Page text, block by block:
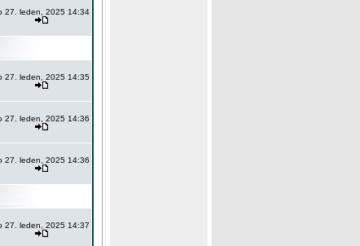
27. leden, 2025 14:34
27. leden, 2025 14:35
27. leden, 2025 14:36
27. leden, 2025 14:36
27. leden, 2025 14:37